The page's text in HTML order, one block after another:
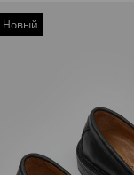
Новый